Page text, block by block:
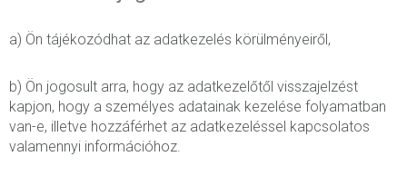
a) Ön tájékozódhat az adatkezelés körülményeiről,
b) Ön jogosult arra, hogy az adatkezelőtől visszajelzést
kapjon, hogy a személyes adatainak kezelése folyamatban
van-e, illetve hozzáférhet az adatkezeléssel kapcsolatos
valamennyi információhoz.